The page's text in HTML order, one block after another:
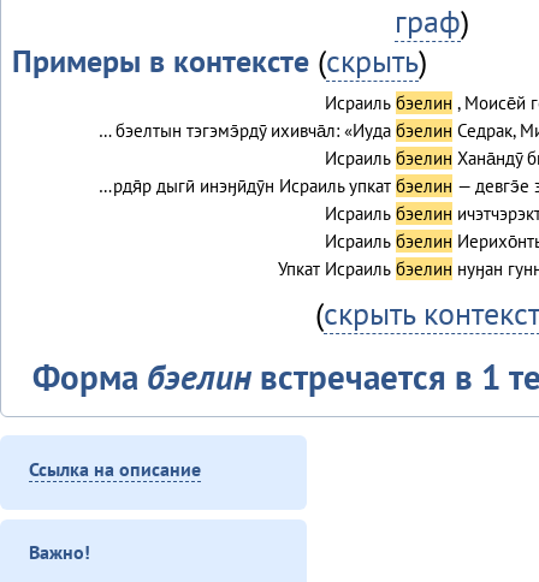
граф)
Примеры в контексте(скрыть)
Исраиль бэелин , Моисе̄й
… бэелтын тэгэмэ̄рдӯ ихивча̄л: «Иуда бэелин Седрак,
Исраиль бэелин Хана̄ндӯ
…рдя̄р дыгӣ инэӈӣдӯн Исраиль упкат бэелин — девгэ̄е
Исраиль бэелин
Исраиль бэелин
Упкат Исраиль бэелин нуӈан
(скрыть контекст
Форма бэелин встречается в 1
Текст
Онё̄вувча̄л Библия Улгӯрилин (2011)
Ссылка на описание
Важно!